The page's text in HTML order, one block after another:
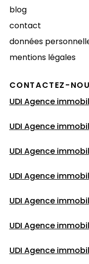
blog
contact
données
mentions légales
CONTACTEZ-
UDI Agence
UDI Agence
UDI Agence
UDI Agence
UDI Agence
UDI Agence
UDI Agence